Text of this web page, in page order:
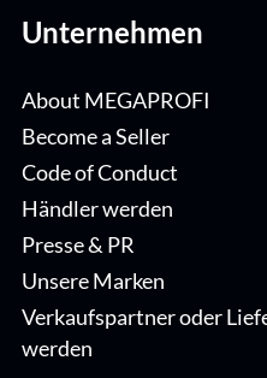
Unternehmen
About MEGAPROFI
Become a Seller
Code of Conduct
Händler werden
Presse & PR
Unsere Marken
Verkaufspartner oder
werden